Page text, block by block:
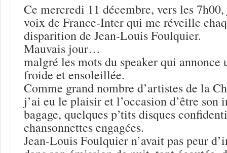
Ce mercredi 11 décembre, vers les
voix de France-Inter qui me réveille
disparition de Jean-Louis Foulquier.
Mauvais jour…
malgré les mots du speaker qui annonce
froide et ensoleillée.
Comme grand nombre d’artistes de la
j’ai eu le plaisir et l’occasion d’être son
bagage, quelques p’tits disques
chansonnettes engagées.
Jean-Louis Foulquier n’avait pas peur